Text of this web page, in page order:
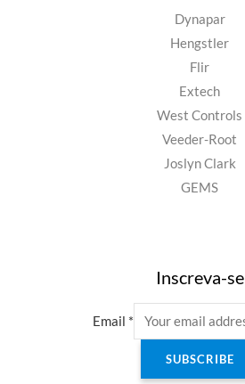
Dynapar
Hengstler
Flir
Extech
West Controls
Veeder-Root
Joslyn Clark
GEMS
Inscreva-se
Email *
SUBSCRIBE